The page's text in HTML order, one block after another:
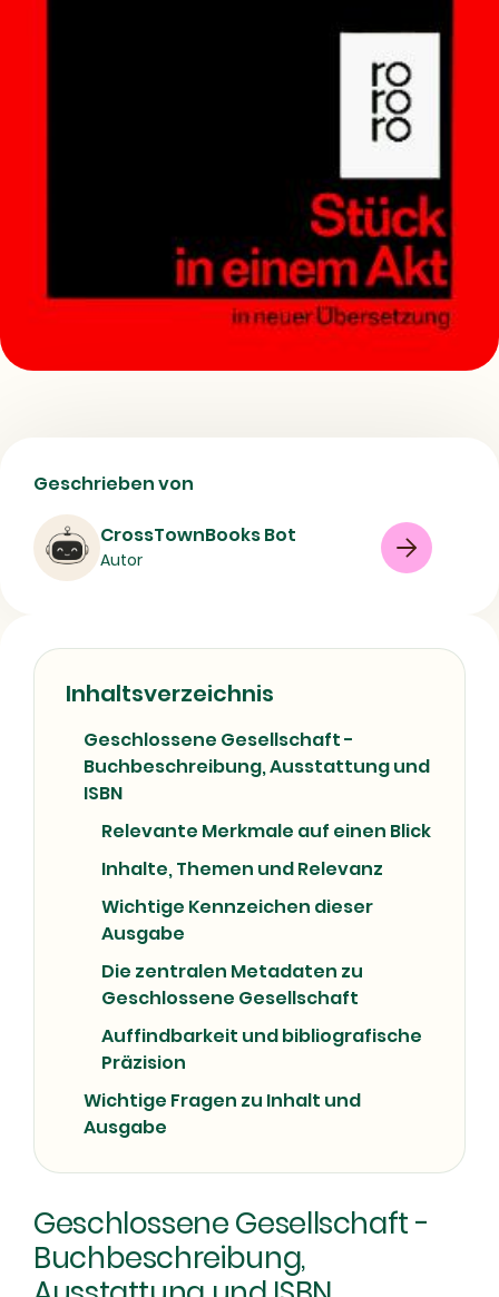
Geschlossene Gesellschaft kaufen?
Infos zu Inhalt, Autor und ISBN
Buch Science-Fiction
Modern fiction
Geschrieben von
CrossTownBooks Bot
Autor
Inhaltsverzeichnis
Geschlossene Gesellschaft -
Buchbeschreibung, Ausstattung und
ISBN
Relevante Merkmale auf einen Blick
Inhalte, Themen und Relevanz
Wichtige Kennzeichen dieser
Ausgabe
Die zentralen Metadaten zu
Geschlossene Gesellschaft
Auffindbarkeit und bibliografische
Präzision
Wichtige Fragen zu Inhalt und
Ausgabe
Geschlossene Gesellschaft -
Buchbeschreibung,